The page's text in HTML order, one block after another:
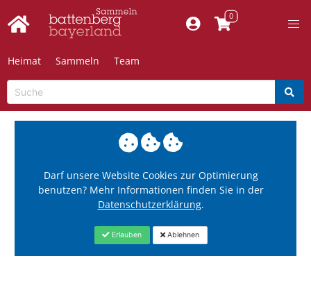
Heimat Sammeln Team
Darf unsere Website Cookies zur Optimierung
benutzen? Mehr Informationen finden Sie in der
Datenschutzerklärung.
Erlauben Ablehnen